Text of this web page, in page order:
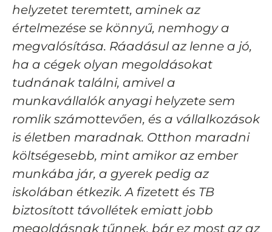
helyzetet teremtett, aminek az
értelmezése se könnyű, nemhogy a
megvalósítása. Ráadásul az lenne a jó,
ha a cégek olyan megoldásokat
tudnának találni, amivel a
munkavállalók anyagi helyzete sem
romlik számottevően, és a vállalkozások
is életben maradnak. Otthon maradni
költségesebb, mint amikor az ember
munkába jár, a gyerek pedig az
iskolában étkezik. A fizetett és TB
biztosított távollétek emiatt jobb
megoldásnak tűnnek, bár ez most az az